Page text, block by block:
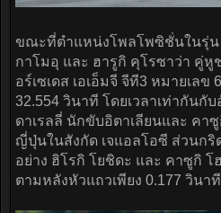
ขณะที่ตำแหน่งโพลโพซิชั่นในรุ่น
กาโมอุ และ ฮารูกิ คุโรซาว่า คู่หู
อร์เซเดส เอเอ็มจี จีที3 หมายเลข
32.554 วินาที โดยเวลาเท่ากันกั
ดาเรลลี่ นักขับอิตาเลียนและ คา
ญี่ปุ่นในสังกัด เจแอลโอซี ส่วนก
อย่าง ฮิโรกิ โยชิดะ และ คาซูกิ โ
ตามหลังหัวแถวเพียง 0.177 วินา